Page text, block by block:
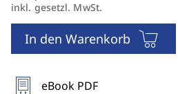
inkl. gesetzl. MwSt.
In den Warenkorb
eBook PDF